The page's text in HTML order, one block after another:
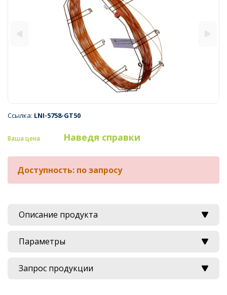
Ссылка: LNI-5758-GT50
Ваша цена Наведя справки
Доступность: по запросу
Описание продукта
Параметры
Запрос продукции